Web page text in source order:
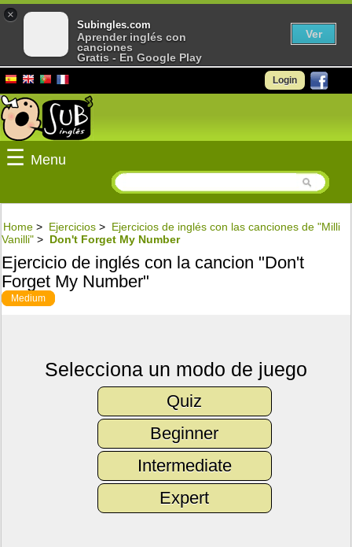
Login
☰ Menu
Home > Ejercicios > Ejercicios de inglés con las canciones de "Milli
Vanilli" > Don't Forget My Number
Ejercicio de inglés con la cancion "Don't
Forget My Number"
Medium
Selecciona un modo de juego
Quiz
Beginner
Intermediate
Expert
×
Subingles.com
Aprender inglés con
canciones
Gratis - En Google Play
Ver